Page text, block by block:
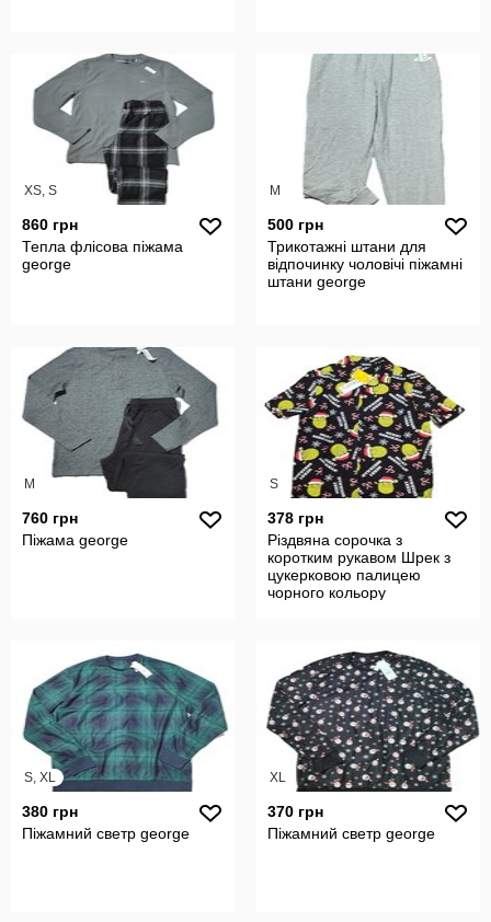
XS, S
860 грн
Тепла флісова піжама
george
M
500 грн
Трикотажні штани для
відпочинку чоловічі піжамні
штани george
M
760 грн
Піжама george
S
378 грн
Різдвяна сорочка з
коротким рукавом Шрек з
цукерковою палицею
чорного кольору
S, XL
380 грн
Піжамний светр george
XL
370 грн
Піжамний светр george